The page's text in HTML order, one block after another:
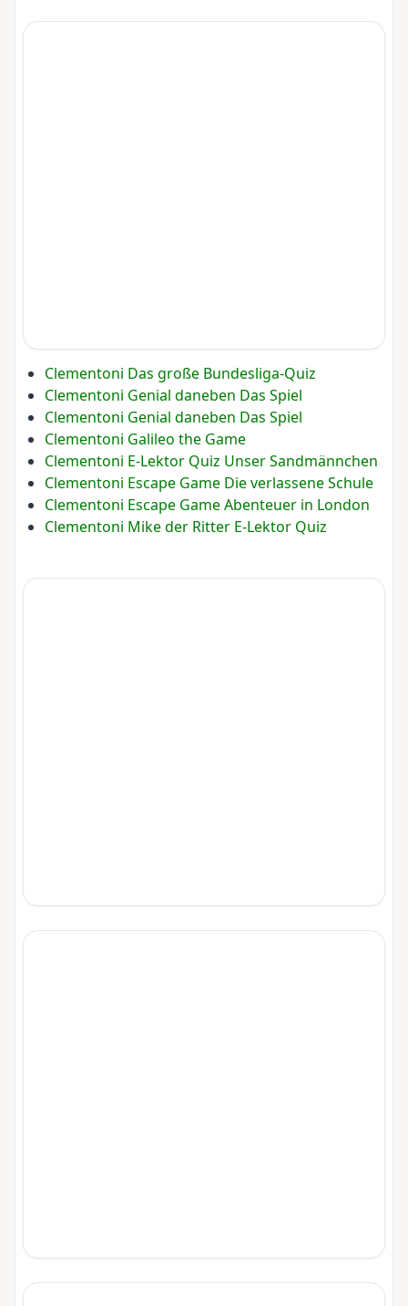
Clementoni Das große Bundesliga-Quiz
Clementoni Genial daneben Das Spiel
Clementoni Genial daneben Das Spiel
Clementoni Galileo the Game
Clementoni E-Lektor Quiz Unser Sandmännchen
Clementoni Escape Game Die verlassene Schule
Clementoni Escape Game Abenteuer in London
Clementoni Mike der Ritter E-Lektor Quiz